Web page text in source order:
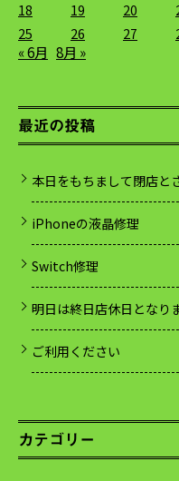
18
19 20
25
26 27
« 6月 8月 »
最近の投稿
本日をもちまして閉店と
iPhoneの液晶修理
Switch修理
明日は終日店休日となり
ご利用ください
カテゴリー